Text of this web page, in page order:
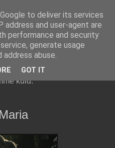
Brødrene i
hunde, der bor i
kuld.
to deliver its services
address and user-agent are
performance and security
generate usage
abuse.
GOT IT